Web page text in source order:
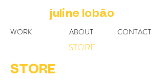
WORK ABOUT CONTACT
STORE
juline lobão
STORE